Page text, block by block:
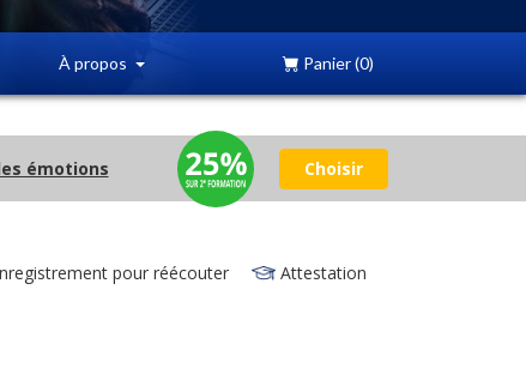
À propos Panier(0)
émotions Choisir
pour réécouter Attestation